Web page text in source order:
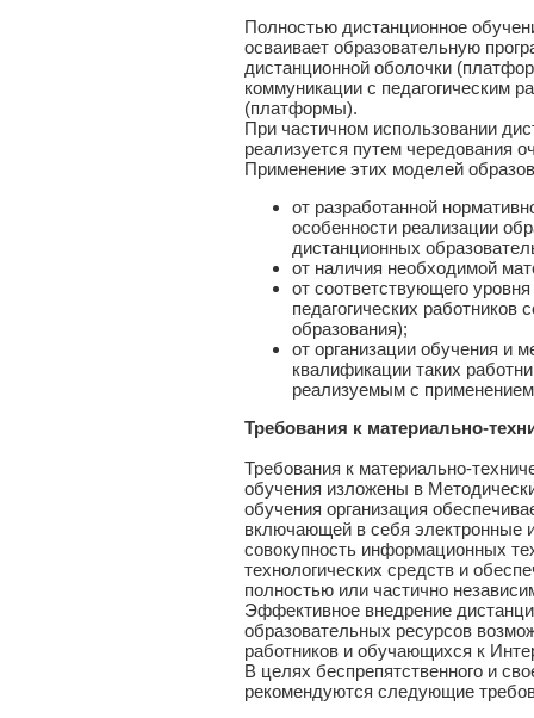
Полностью дистанционное
осваивает образовательную
дистанционной оболочки
коммуникации с педагогическим
(платформы).
При частичном использовании
реализуется путем чередования
Применение этих моделей
от разработанной
особенности реализации
дистанционных
от наличия необходимой
от соответствующего
педагогических работников
образования);
от организации обучения и
квалификации таких
реализуемым с
Требования к материально-
Требования к материально-
обучения изложены в
обучения организация
включающей в себя электронные
совокупность информационных
технологических средств и
полностью или частично
Эффективное внедрение
образовательных ресурсов
работников и обучающихся к
В целях беспрепятственного и
рекомендуются следующие